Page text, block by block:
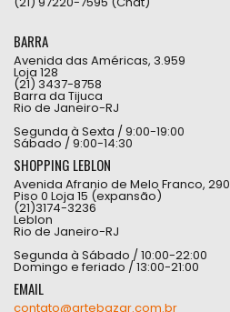
BARRA
Avenida das Américas, 3.959
Loja 128
(21) 3437-8758
Barra da Tijuca
Rio de Janeiro-RJ
Segunda à Sexta / 9:00-19:00
Sábado / 9:00-14:30
SHOPPING LEBLON
Avenida Afranio de Melo Franco, 290
Piso 0 Loja 15 (expansão)
(21)3174-3236
Leblon
Rio de Janeiro-RJ
Segunda à Sábado / 10:00-22:00
Domingo e feriado / 13:00-21:00
EMAIL
contato@artebazar.com.br